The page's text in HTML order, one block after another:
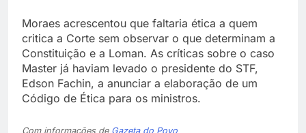
Moraes acrescentou que faltaria ética a quem
critica a Corte sem observar o que determinam a
Constituição e a Loman. As críticas sobre o caso
Master já haviam levado o presidente do STF,
Edson Fachin, a anunciar a elaboração de um
Código de Ética para os ministros.
Com informações de Gazeta do Povo